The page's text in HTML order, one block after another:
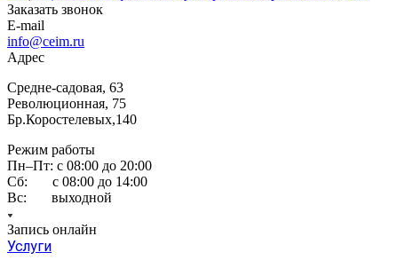
Заказать звонок
E-mail
info@ceim.ru
Адрес
Средне-садовая, 63
Революционная, 75
Бр.Коростелевых,140
Режим работы
Пн–Пт: с 08:00 до 20:00
Сб: с 08:00 до 14:00
Вс: выходной
Запись онлайн
Услуги